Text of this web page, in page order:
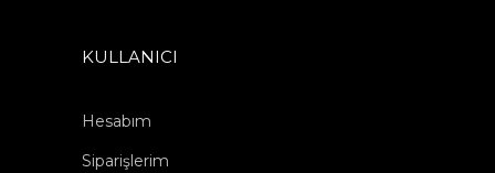
KULLANICI
Hesabım
Siparişlerim